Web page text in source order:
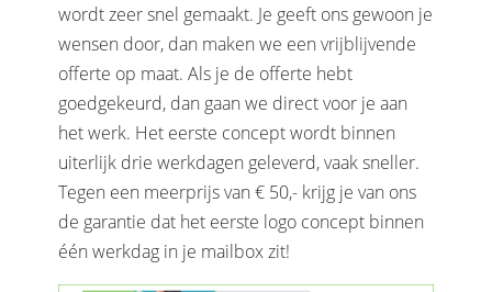
wordt zeer snel gemaakt. Je geeft ons gewoon je
wensen door, dan maken we een vrijblijvende
offerte op maat. Als je de offerte hebt
goedgekeurd, dan gaan we direct voor je aan
het werk. Het eerste concept wordt binnen
uiterlijk drie werkdagen geleverd, vaak sneller.
Tegen een meerprijs van € 50,- krijg je van ons
de garantie dat het eerste logo concept binnen
één werkdag in je mailbox zit!